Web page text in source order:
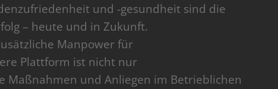
und -gesundheit sind die
– heute und in Zukunft.
Manpower für
Plattform ist nicht nur
Maßnahmen und Anliegen im Betrieblichen